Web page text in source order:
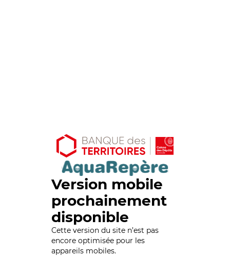
Version mobile
prochainement
disponible
Cette version du site n’est pas
encore optimisée pour les
appareils mobiles.